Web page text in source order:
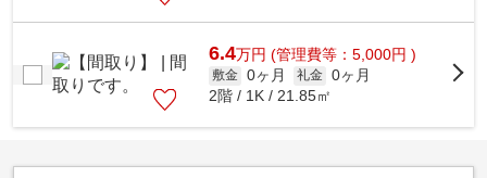
6.4万円 (管理費等：5,000円 )
敷金 0ヶ月 礼金 0ヶ月
2階 / 1K / 21.85㎡